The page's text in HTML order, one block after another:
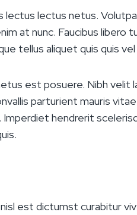
lectus lectus netus.
at nunc. Faucibus libero
tellus aliquet quis quis
est posuere. Nibh velit
parturient mauris
hendrerit
est dictumst curabitur